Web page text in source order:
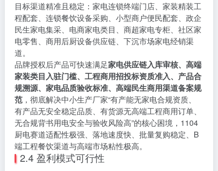
目标渠道精准且稳定：家电连锁终端门店、家装精装工
程配套、连锁餐饮设备采购、小型商户便民配套、政企
民生家电集采、电商家电类目、商超家电专柜、社区家
电零售、商用后厨设备供应链、下沉市场家电经销渠
道。
品牌授权后产品可快速满足家电供应链入库审核、高端
家装类目入驻门槛、工程商用招投标资质准入、产品合
规溯源、家电品质验收标准、高端民生商用渠道备案规
范 ，彻底解决中小生产厂家“有产能无家电合规资质、
有产品无安全稳定品质、有货源无高端工程商用订单、
无合规背书用电安全与验收风险高”的核心困境，1104
厨电赛道适配性极强、落地速度快、批量复购稳定、B
端工程餐饮渠道与高端市场粘性极高。
2.4 盈利模式可行性